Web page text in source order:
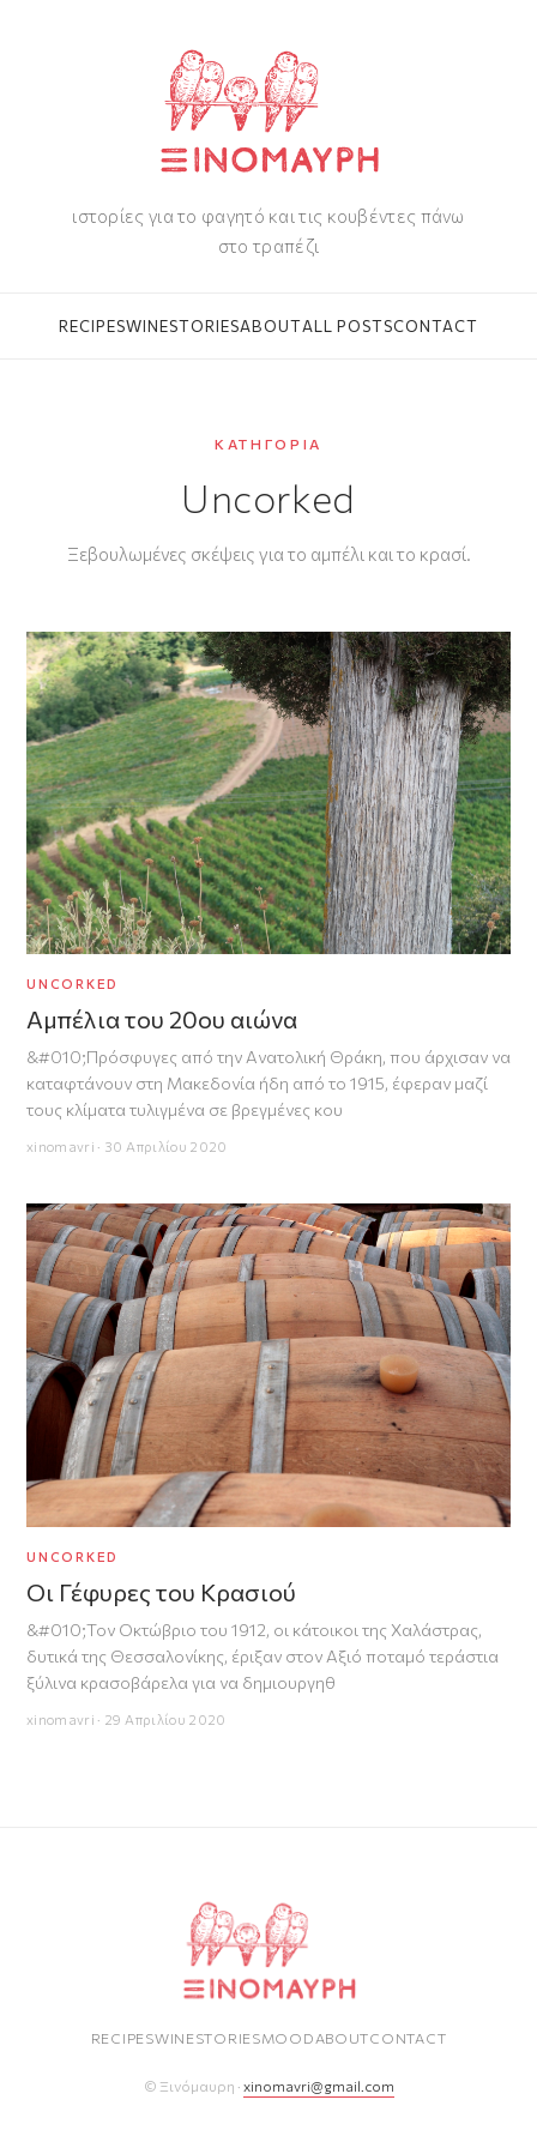
ιστορίες για το φαγητό και τις κουβέντες πάνω
στο τραπέζι
RECIPESWINESTORIESABOUTALL POSTSCONTACT
ΚΑΤΗΓΟΡΊΑ
Uncorked
Ξεβουλωμένες σκέψεις για το αμπέλι και το κρασί.
UNCORKED
Αμπέλια του 20ου αιώνα
&#010;Πρόσφυγες από την Ανατολική Θράκη, που άρχισαν να
καταφτάνουν στη Μακεδονία ήδη από το 1915, έφεραν μαζί
τους κλίματα τυλιγμένα σε βρεγμένες κου
xinomavri · 30 Απριλίου 2020
UNCORKED
Οι Γέφυρες του Κρασιού
&#010;Τον Οκτώβριο του 1912, οι κάτοικοι της Χαλάστρας,
δυτικά της Θεσσαλονίκης, έριξαν στον Αξιό ποταμό τεράστια
ξύλινα κρασοβάρελα για να δημιουργηθ
xinomavri · 29 Απριλίου 2020
RECIPESWINESTORIESMOOD ABOUTCONTACT
© Ξινόμαυρη · xinomavri@gmail.com